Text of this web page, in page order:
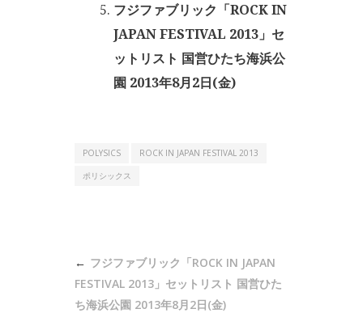
フジファブリック「ROCK IN
JAPAN FESTIVAL 2013」セ
ットリスト 国営ひたち海浜公
園 2013年8月2日(金)
POLYSICS
ROCK IN JAPAN FESTIVAL 2013
ポリシックス
フジファブリック「ROCK IN JAPAN
FESTIVAL 2013」セットリスト 国営ひた
ち海浜公園 2013年8月2日(金)